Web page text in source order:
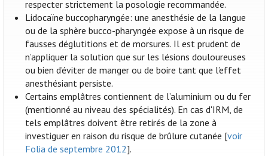
respecter strictement la posologie recommandée.
Lidocaïne buccopharyngée: une anesthésie de la langue
ou de la sphère bucco-pharyngée expose à un risque de
fausses déglutitions et de morsures. Il est prudent de
n’appliquer la solution que sur les lésions douloureuses
ou bien d’éviter de manger ou de boire tant que l’effet
anesthésiant persiste.
Certains emplâtres contiennent de l’aluminium ou du fer
(mentionné au niveau des spécialités). En cas d'IRM, de
tels emplâtres doivent être retirés de la zone à
investiguer en raison du risque de brûlure cutanée [voir
Folia de septembre 2012].